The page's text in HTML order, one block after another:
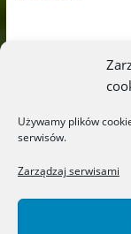
Używamy plików
serwisów.
Zarządzaj serwisami